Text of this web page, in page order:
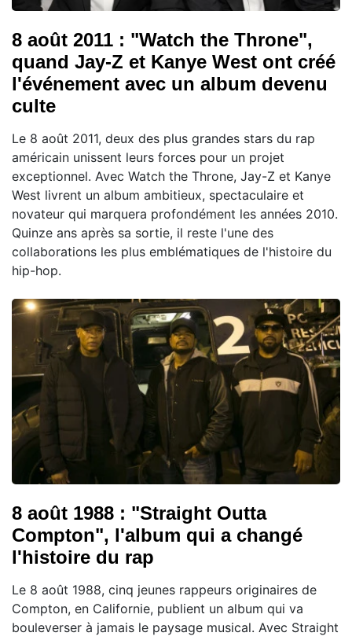
8 août 2011 : "Watch the Throne",
quand Jay-Z et Kanye West ont créé
l'événement avec un album devenu
culte
Le 8 août 2011, deux des plus grandes stars du rap
américain unissent leurs forces pour un projet
exceptionnel. Avec Watch the Throne, Jay-Z et Kanye
West livrent un album ambitieux, spectaculaire et
novateur qui marquera profondément les années 2010.
Quinze ans après sa sortie, il reste l'une des
collaborations les plus emblématiques de l'histoire du
hip-hop.
8 août 1988 : "Straight Outta
Compton", l'album qui a changé
l'histoire du rap
Le 8 août 1988, cinq jeunes rappeurs originaires de
Compton, en Californie, publient un album qui va
bouleverser à jamais le paysage musical. Avec Straight